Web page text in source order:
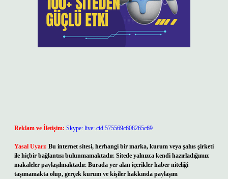
Reklam ve İletişim: Skype: live:.cid.575569c608265c69
Yasal Uyarı: Bu internet sitesi, herhangi bir marka, kurum veya şahıs şirketi
ile hiçbir bağlantısı bulunmamaktadır. Sitede yalnızca kendi hazırladığımız
makaleler paylaşılmaktadır. Burada yer alan içerikler haber niteliği
taşımamakta olup, gerçek kurum ve kişiler hakkında paylaşım